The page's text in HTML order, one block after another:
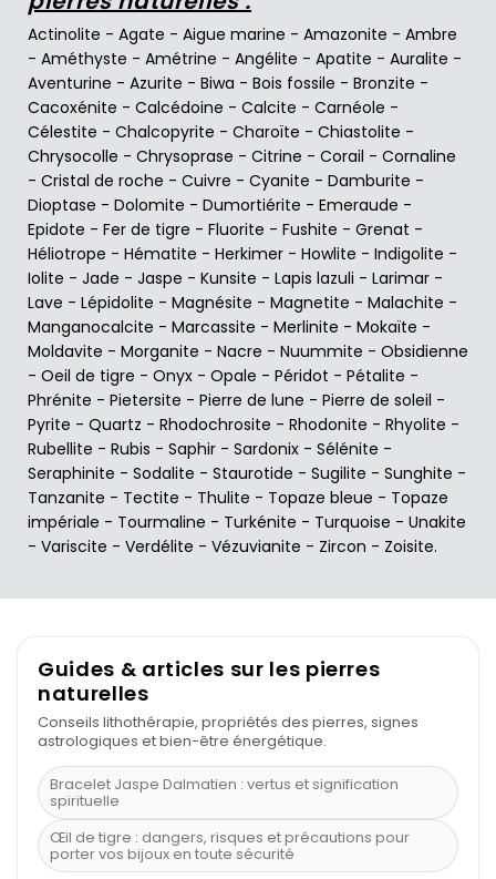
Actinolite - Agate - Aigue marine - Amazonite - Ambre
- Améthyste - Amétrine - Angélite - Apatite - Auralite -
Aventurine - Azurite - Biwa - Bois fossile - Bronzite -
Cacoxénite - Calcédoine - Calcite - Carnéole -
Célestite - Chalcopyrite - Charoïte - Chiastolite -
Chrysocolle - Chrysoprase - Citrine - Corail - Cornaline
- Cristal de roche - Cuivre - Cyanite - Damburite -
Dioptase - Dolomite - Dumortiérite - Emeraude -
Epidote - Fer de tigre - Fluorite - Fushite - Grenat -
Héliotrope - Hématite - Herkimer - Howlite - Indigolite -
Iolite - Jade - Jaspe - Kunsite - Lapis lazuli - Larimar -
Lave - Lépidolite - Magnésite - Magnetite - Malachite -
Manganocalcite - Marcassite - Merlinite - Mokaïte -
Moldavite - Morganite - Nacre - Nuummite - Obsidienne
- Oeil de tigre - Onyx - Opale - Péridot - Pétalite -
Phrénite - Pietersite - Pierre de lune - Pierre de soleil -
Pyrite - Quartz - Rhodochrosite - Rhodonite - Rhyolite -
Rubellite - Rubis - Saphir - Sardonix - Sélénite -
Seraphinite - Sodalite - Staurotide - Sugilite - Sunghite -
Tanzanite - Tectite - Thulite - Topaze bleue - Topaze
impériale - Tourmaline - Turkénite - Turquoise - Unakite
- Variscite - Verdélite - Vézuvianite - Zircon - Zoisite.
Guides & articles sur les pierres
naturelles
Conseils lithothérapie, propriétés des pierres, signes
astrologiques et bien-être énergétique.
Bracelet Jaspe Dalmatien : vertus et signification
spirituelle
Œil de tigre : dangers, risques et précautions pour
porter vos bijoux en toute sécurité